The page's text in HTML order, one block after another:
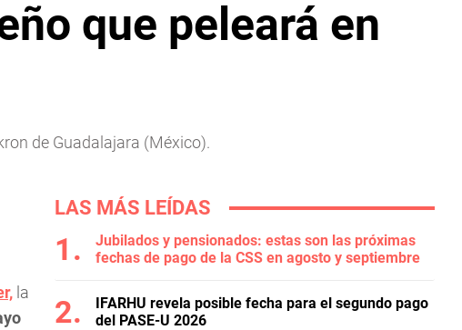
que peleará en
de Guadalajara (México).
la
LAS MÁS LEÍDAS
Jubilados y pensionados: estas son las próximas
fechas de pago de la CSS en agosto y septiembre
IFARHU revela posible fecha para el segundo pago
del PASE-U 2026